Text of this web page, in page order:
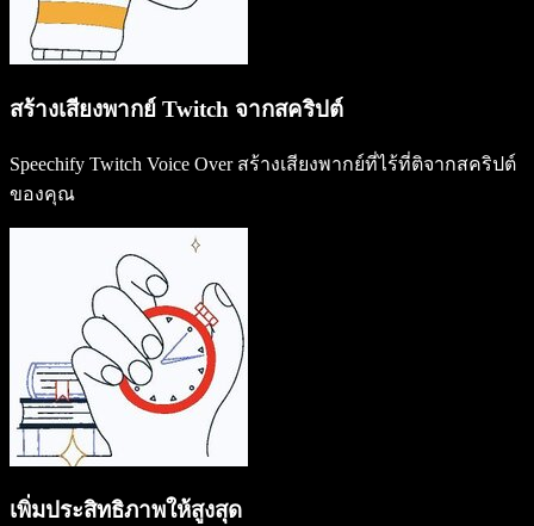
สร้างเสียงพากย์ Twitch จากสคริปต์
Speechify Twitch Voice Over สร้างเสียงพากย์ที่ไร้ที่ติจากสคริปต์
ของคุณ
เพิ่มประสิทธิภาพให้สูงสุด